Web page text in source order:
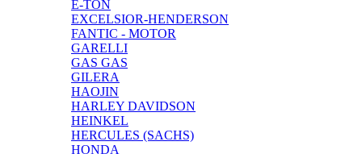
E-TON
EXCELSIOR-HENDERSON
FANTIC - MOTOR
GARELLI
GAS GAS
GILERA
HAOJIN
HARLEY DAVIDSON
HEINKEL
HERCULES (SACHS)
HONDA